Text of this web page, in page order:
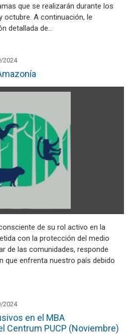
que se realizarán durante los
octubre. A continuación, le
detallada de…
2024
de su rol activo en la
con la protección del medio
de las comunidades, responde
que enfrenta nuestro país debido
2024
en el MBA
Centrum PUCP (Noviembre)